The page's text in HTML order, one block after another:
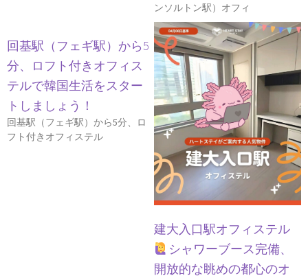
ンソルトン駅）オフィ
回基駅（フェギ駅）から5
分、ロフト付きオフィス
テルで韓国生活をスター
トしましょう！
回基駅（フェギ駅）から5分、ロ
フト付きオフィステル
建大入口駅オフィステル
シャワーブース完備、
開放的な眺めの都心のオ